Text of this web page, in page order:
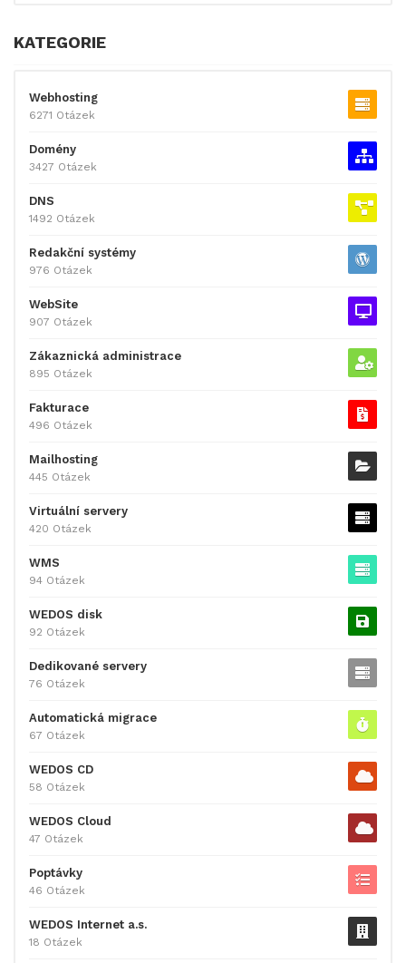
KATEGORIE
Webhosting
6271 Otázek
Domény
3427 Otázek
DNS
1492 Otázek
Redakční systémy
976 Otázek
WebSite
907 Otázek
Zákaznická administrace
895 Otázek
Fakturace
496 Otázek
Mailhosting
445 Otázek
Virtuální servery
420 Otázek
WMS
94 Otázek
WEDOS disk
92 Otázek
Dedikované servery
76 Otázek
Automatická migrace
67 Otázek
WEDOS CD
58 Otázek
WEDOS Cloud
47 Otázek
Poptávky
46 Otázek
WEDOS Internet a.s.
18 Otázek